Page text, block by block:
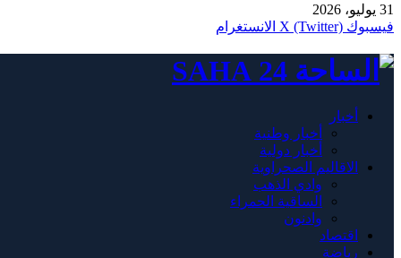
31 يوليو، 2026
فيسبوك X (Twitter) الانستغرام
أخبار
أخبار وطنية
أخبار دولية
الاقاليم الصحراوية
وادي الذهب
الساقية الحمراء
وادنون
اقتصاد
رياضة